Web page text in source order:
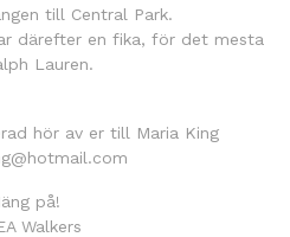
till Central Park.
därefter en fika, för det mesta
Lauren.
hör av er till Maria King
på!
Walkers